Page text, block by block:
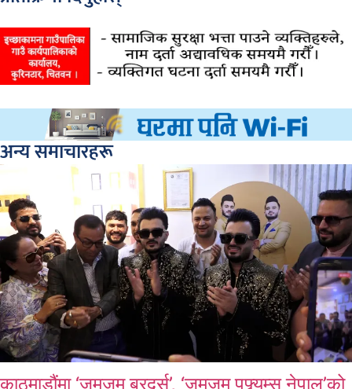
अन्य समाचारहरू
काठमाडौंमा ‘जमजम ब्रदर्स’, ‘जमजम पफ्र्युम्स नेपाल’को